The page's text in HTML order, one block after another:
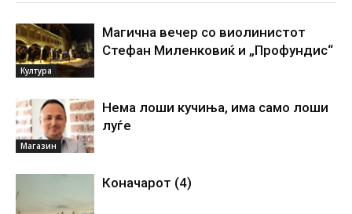
Култура
Магична вечер со виолинистот
Стефан Миленковиќ и „Профундис“
Магазин
Нема лоши кучиња, има само лоши
луѓе
Коначарот (4)